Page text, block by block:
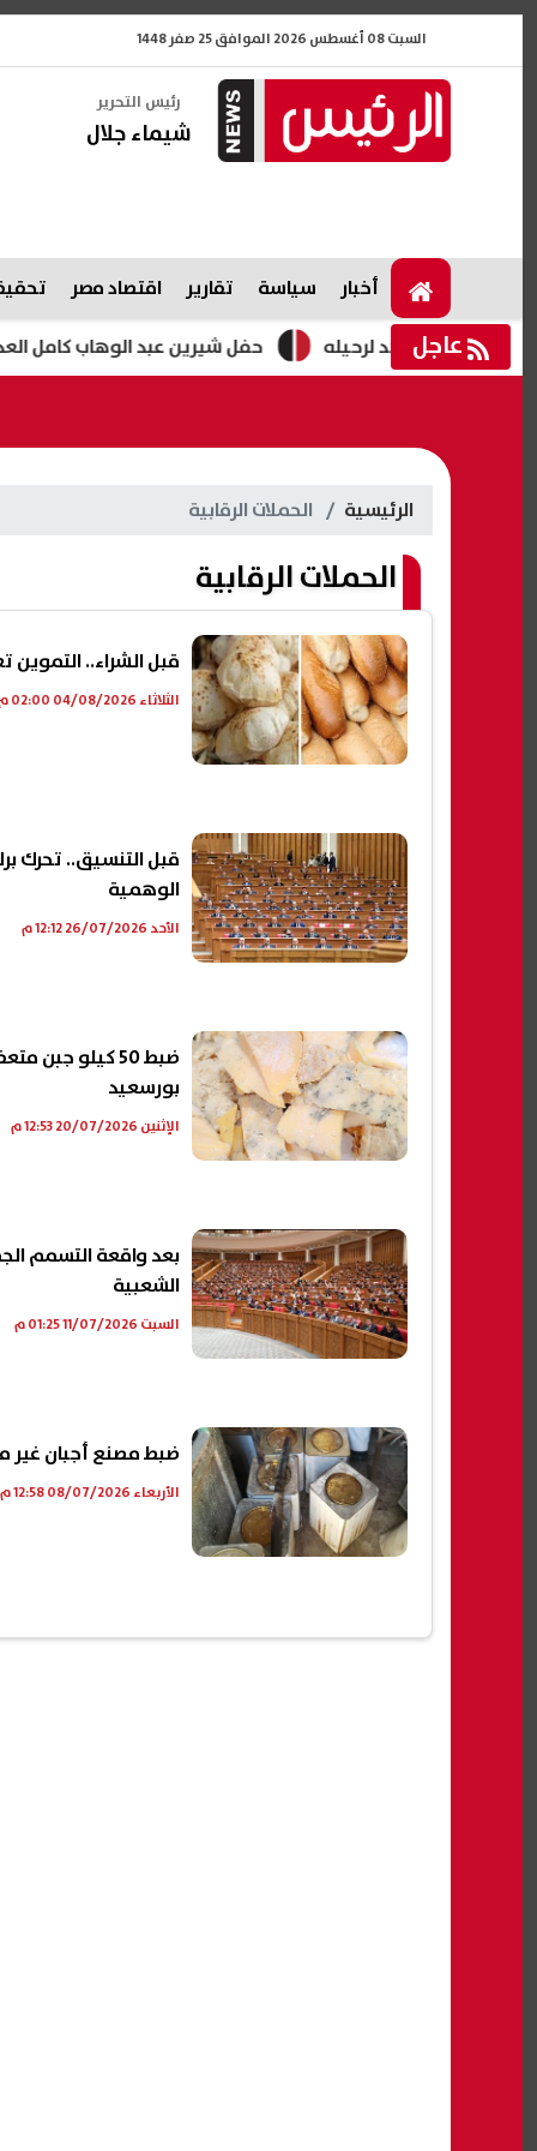
السبت 08 أغسطس 2026 الموافق 25 صفر 1448
رئيس التحرير
شيماء جلال
أخبار سياسة تقارير اقتصاد مصر
عاجل حفل شيرين عبد الوهاب كامل العدد يمهد لرحيله
الرئيسية الحملات الرقابية
الحملات الرقابية
قبل الشراء.. التموين
الثلاثاء 04/08/2026 02:00 م
قبل التنسيق.. تحرك
الوهمية
الأحد 26/07/2026 12:12 م
بورسعيد
الإثنين 20/07/2026 12:53 م
بعد واقعة التسمم
الشعبية
السبت 11/07/2026 01:25 م
ضبط مصنع أجبان غير
الأربعاء 08/07/2026 12:58 م